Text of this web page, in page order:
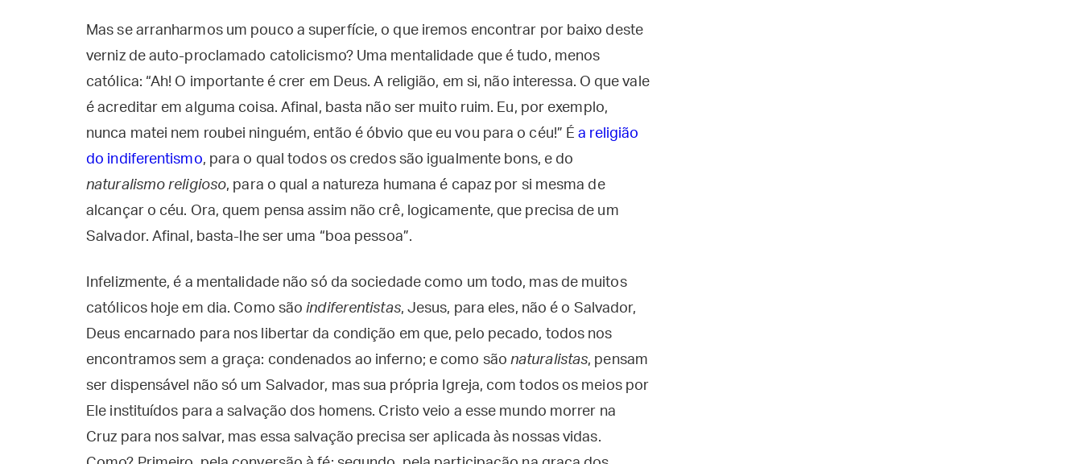
Mas se arranharmos um pouco a superfície, o que iremos encontrar por baixo deste
verniz de auto-proclamado catolicismo? Uma mentalidade que é tudo, menos
católica: “Ah! O importante é crer em Deus. A religião, em si, não interessa. O que vale
é acreditar em alguma coisa. Afinal, basta não ser muito ruim. Eu, por exemplo,
nunca matei nem roubei ninguém, então é óbvio que eu vou para o céu!” Éa religião
do indiferentismo, para o qual todos os credos são igualmente bons, e do
naturalismo religioso, para o qual a natureza humana é capaz por si mesma de
alcançar o céu. Ora, quem pensa assim não crê, logicamente, que precisa de um
Salvador. Afinal, basta-lhe ser uma “boa pessoa”.
Infelizmente, é a mentalidade não só da sociedade como um todo, mas de muitos
católicos hoje em dia. Como sãoindiferentistas, Jesus, para eles, não é o Salvador,
Deus encarnado para nos libertar da condição em que, pelo pecado, todos nos
encontramos sem a graça: condenados ao inferno; e como são naturalistas, pensam
ser dispensável não só um Salvador, mas sua própria Igreja, com todos os meios por
Ele instituídos para a salvação dos homens. Cristo veio a esse mundo morrer na
Cruz para nos salvar, mas essa salvação precisa ser aplicada às nossas vidas.